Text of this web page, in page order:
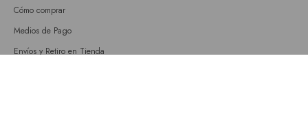
Cómo comprar
Medios de Pago
Envíos y Retiro en Tienda